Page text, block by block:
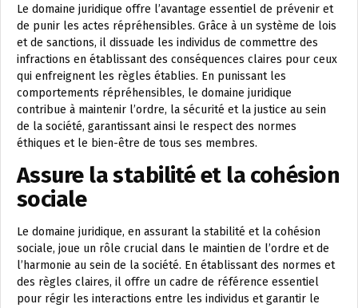
Le domaine juridique offre l’avantage essentiel de prévenir et
de punir les actes répréhensibles. Grâce à un système de lois
et de sanctions, il dissuade les individus de commettre des
infractions en établissant des conséquences claires pour ceux
qui enfreignent les règles établies. En punissant les
comportements répréhensibles, le domaine juridique
contribue à maintenir l’ordre, la sécurité et la justice au sein
de la société, garantissant ainsi le respect des normes
éthiques et le bien-être de tous ses membres.
Assure la stabilité et la cohésion
sociale
Le domaine juridique, en assurant la stabilité et la cohésion
sociale, joue un rôle crucial dans le maintien de l’ordre et de
l’harmonie au sein de la société. En établissant des normes et
des règles claires, il offre un cadre de référence essentiel
pour régir les interactions entre les individus et garantir le